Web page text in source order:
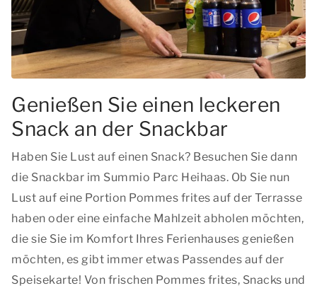
Genießen Sie einen leckeren
Snack an der Snackbar
Haben Sie Lust auf einen Snack? Besuchen Sie dann
die Snackbar im Summio Parc Heihaas. Ob Sie nun
Lust auf eine Portion Pommes frites auf der Terrasse
haben oder eine einfache Mahlzeit abholen möchten,
die sie Sie im Komfort Ihres Ferienhauses genießen
möchten, es gibt immer etwas Passendes auf der
Speisekarte! Von frischen Pommes frites, Snacks und